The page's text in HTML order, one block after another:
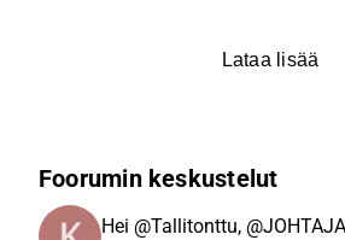
Lataa lisää
Foorumin keskustelut
Hei @Tallitonttu,